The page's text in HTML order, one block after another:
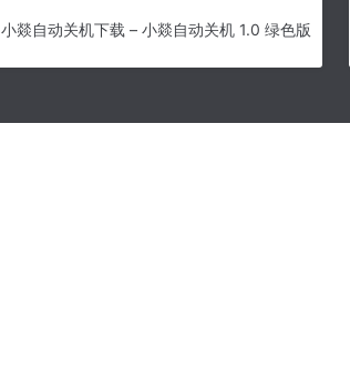
小燚自动关机下载 – 小燚自动关机 1.0 绿色版